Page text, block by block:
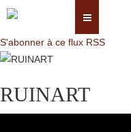
S'abonner à ce flux RSS
RUINART